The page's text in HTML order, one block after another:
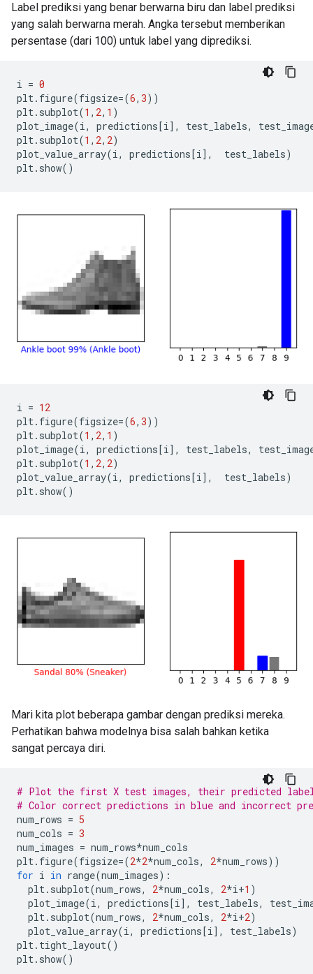
Label prediksi yang benar berwarna biru dan label prediksi
yang salah berwarna merah. Angka tersebut memberikan
persentase (dari 100) untuk label yang diprediksi.
i = 0
plt. figure(figsize=(6, 3))
plt. subplot(1 , 2, 1 )
plot_image(i, predictions [i], test_labels,
plt. subplot(1 , 2, 2)
plot_value_array(i, predictions [i], test_labels)
plt. show()
i = 12
plt . figure(figsize=(6, 3))
plt . subplot(1 , 2, 1 )
plot_image(i , predictions[i ], test_labels,
plt . subplot(1 , 2, 2)
plot_value_array(i , predictions[i ], test_labels)
plt . show()
Mari kita plot beberapa gambar dengan prediksi mereka.
Perhatikan bahwa modelnya bisa salah bahkan ketika
sangat percaya diri.
# Plot the first X test images, their predicted
# Color correct predictions in blue and incorrect
num_rows = 5
num_cols = 3
num_images = num_rows*num_cols
plt. figure(figsize=(2*2*num_cols, 2*num_rows))
for i in range(num_images):
plt. subplot(num_rows, 2*num_cols, 2*i+1 )
plot_image(i, predictions [i], test_labels,
plt. subplot(num_rows, 2*num_cols, 2*i+2)
plot_value_array(i, predictions [i], test_labels)
plt. tight_layout()
plt. show()